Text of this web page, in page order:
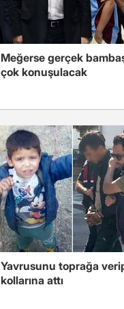
Meğerse gerçek
çok konuşulacak
Yavrusunu toprağa
kollarına attı